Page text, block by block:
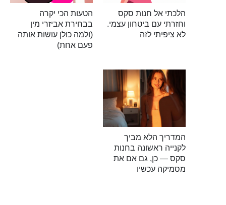
הלכתי אל חנות סקס
וחזרתי עם ביטחון עצמי.
לא ציפיתי לזה
הטעות הכי יקרה
בבחירת אביזרי מין
(ולמה כולן עושות אותה
פעם אחת)
המדריך הלא מביך
לקנייה ראשונה בחנות
סקס — כן, גם אם את
מסמיקה עכשיו